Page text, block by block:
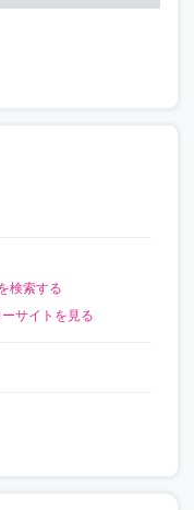
検索する
サイトを見る